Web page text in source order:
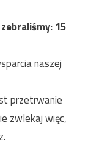
zebraliśmy:15
naszej
przetrwanie
zwlekaj więc,